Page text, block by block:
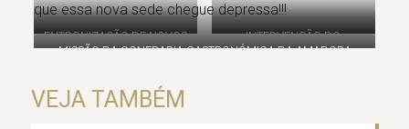
que essa nova sede chegue depressa!!!
ENTRONIZAÇÃO DE NOVOS
INTERVENÇÃO DO
MISSÃO DA CONFRARIA GASTRONÓMICA DA AMADORA
VEJA TAMBÉM